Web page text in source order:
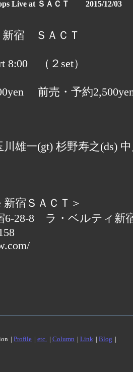
Live at ＳＡＣＴ 2015/12/03
宿 ＳＡＣＴ
8:00 （２set）
前売・予約
川雄一(gt) 杉野寿之(ds)
新宿ＳＡＣＴ＞
6-28-8 ラ・ベルティ新
| Profile | etc. | Column | Link | Blog |